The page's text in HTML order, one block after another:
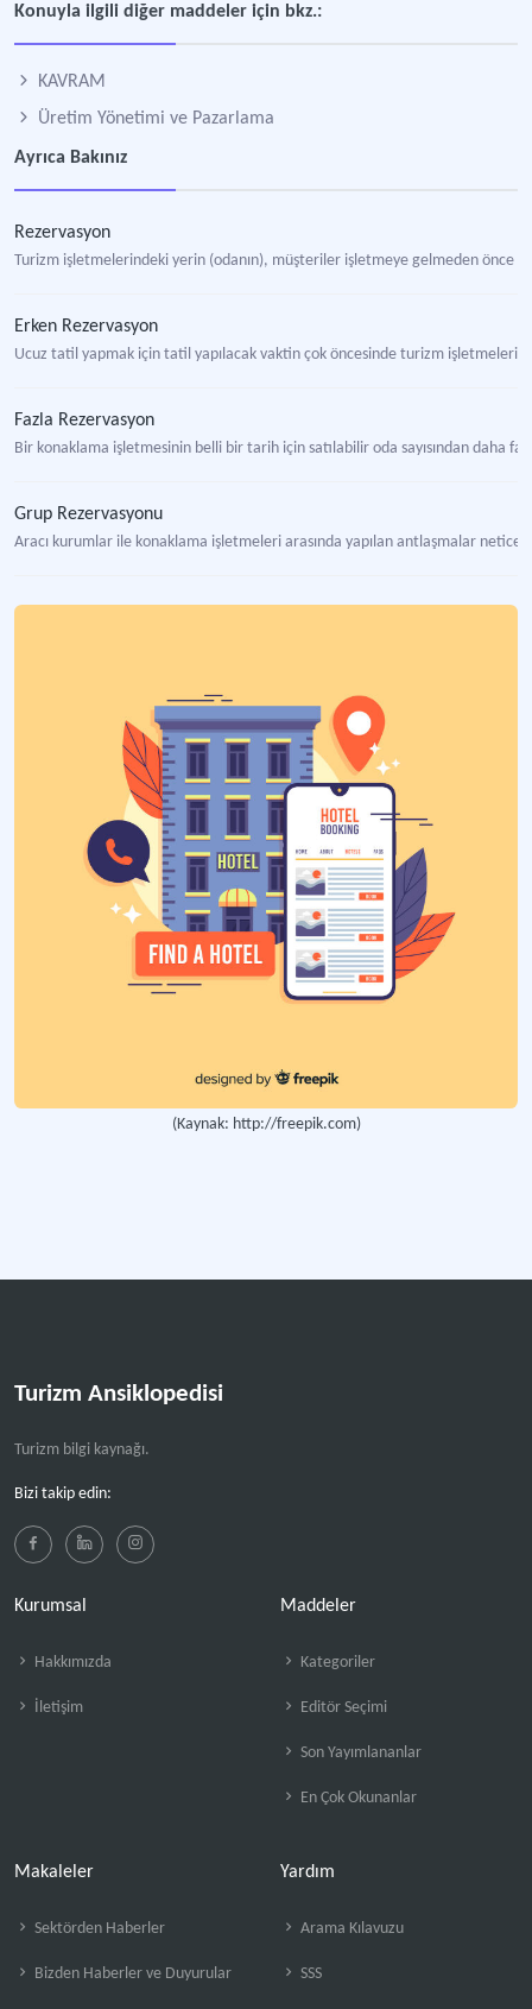
Konuyla ilgili diğer maddeler için bkz.:
KAVRAM
Üretim Yönetimi ve Pazarlama
Ayrıca Bakınız
Rezervasyon
Turizm işletmelerindeki yerin (odanın), müşteriler işletmeye gelmeden önce
Erken Rezervasyon
Ucuz tatil yapmak için tatil yapılacak vaktin çok öncesinde turizm
Fazla Rezervasyon
Bir konaklama işletmesinin belli bir tarih için satılabilir oda sayısından daha
Grup Rezervasyonu
Aracı kurumlar ile konaklama işletmeleri arasında yapılan antlaşmalar
Rezervasyon Değişiklikleri
Rezervasyon Hataları
Rezervasyon sürecinde çeşitli sebeplerden kaynaklanan kusurları ifade eden
Rezervasyon İptalleri
Otel, havayolu ve restoran gibi hizmet işletmelerinde önceden yapılan yer
Rezervasyon Konfirmasyonu
Rezervasyon işleminin yazılı olarak teyit edilmesini, onaylanmasını ifade eden
Bekleme Listesi
Beklenen Gelişler Listesi
Turizm işletmesine belirli bir gün veya tarih aralığında gelecek olan
(Kaynak: http://freepik.com)
Turizm Ansiklopedisi
Turizm bilgi kaynağı.
Bizi takip edin:
Kurumsal
Hakkımızda
İletişim
Maddeler
Kategoriler
Editör Seçimi
Son Yayımlananlar
En Çok Okunanlar
Makaleler
Sektörden Haberler
Bizden Haberler ve Duyurular
Yardım
Arama Kılavuzu
SSS